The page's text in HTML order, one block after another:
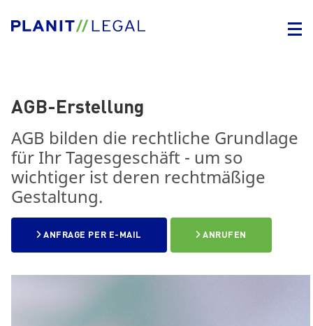
AGB-Erstellung
AGB bilden die rechtliche Grundlage
für Ihr Tagesgeschäft - um so
wichtiger ist deren rechtmäßige
Gestaltung.
ANFRAGE PER E-MAIL ANRUFEN